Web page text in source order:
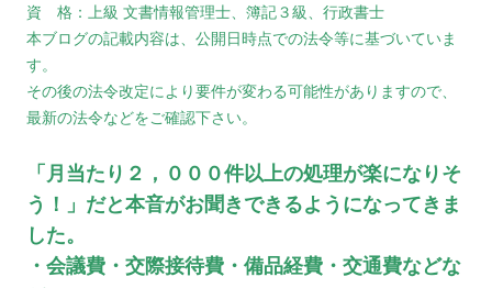
資 格：上級 文書情報管理士、簿記３級、行政書士
本ブログの記載内容は、公開日時点での法令等に基づいていま
す。
その後の法令改定により要件が変わる可能性がありますので、
最新の法令などをご確認下さい。
「月当たり２，０００件以上の処理が楽になりそ
う！」だと本音がお聞きできるようになってきま
した。
・会議費・交際接待費・備品経費・交通費などな